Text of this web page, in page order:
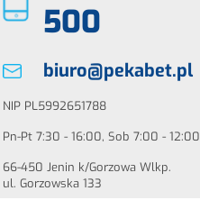
500
biuro@pekabet.pl
NIP PL5992651788
Pn-Pt 7:30 - 16:00, Sob 7:00 - 12:00
66-450 Jenin k/Gorzowa Wlkp.
ul. Gorzowska 133